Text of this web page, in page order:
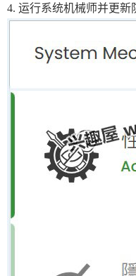
4. 运行系统机械师并更新